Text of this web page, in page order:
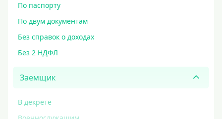
По паспорту
По двум документам
Без справок о доходах
Без 2 НДФЛ
Заемщик
В декрете